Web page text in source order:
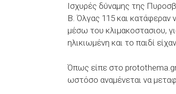
Ισχυρές δύναμης της
Β. Όλγας 115 και κατάφεραν
μέσω του κλιμακοστασιου,
ηλικιωμένη και το παιδί
Όπως είπε στο protothema.gr
ωστόσο αναμένεται να